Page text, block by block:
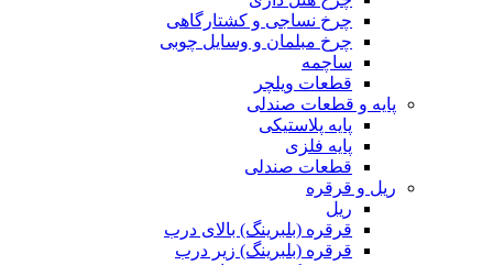
چرخ نساجی و کشتارگاهی
چرخ مبلمان و وسایل چوبی
ساچمه
قطعات ویلچر
پایه و قطعات صندلی
پایه پلاستیکی
پایه فلزی
قطعات صندلی
ریل و قرقره
ریل
قرقره (بلبرینگ) بالای درب
قرقره (بلبرینگ) زیر درب